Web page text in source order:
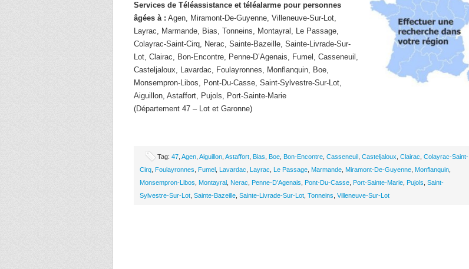
Services de Téléassistance et téléalarme pour personnes
âgées à : Agen, Miramont-De-Guyenne, Villeneuve-Sur-Lot,
Layrac, Marmande, Bias, Tonneins, Montayral, Le Passage,
Colayrac-Saint-Cirq, Nerac, Sainte-Bazeille, Sainte-Livrade-Sur-
Lot, Clairac, Bon-Encontre, Penne-D’Agenais, Fumel, Casseneuil,
Casteljaloux, Lavardac, Foulayronnes, Monflanquin, Boe,
Monsempron-Libos, Pont-Du-Casse, Saint-Sylvestre-Sur-Lot,
Aiguillon, Astaffort, Pujols, Port-Sainte-Marie
(Département 47 – Lot et Garonne)
Tag: 47 Agen Aiguillon Astaffort Bias Boe Bon-Encontre Casseneuil Casteljaloux Clairac Colayrac-Saint-
Cirq Foulayronnes Fumel Lavardac Layrac Le Passage Marmande Miramont-De-Guyenne Monflanquin
Monsempron-Libos
Montayral Nerac Penne-D'Agenais Pont-Du-Casse Port-Sainte-Marie Pujols Saint-
Sylvestre-Sur-Lot Sainte-Bazeille Sainte-Livrade-Sur-Lot Tonneins Villeneuve-Sur-Lot